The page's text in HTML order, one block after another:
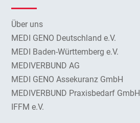
Über uns
MEDI GENO Deutschland e.V.
MEDI Baden-Württemberg e.V.
MEDIVERBUND AG
MEDI GENO Assekuranz GmbH
MEDIVERBUND Praxisbedarf GmbH
IFFM e.V.